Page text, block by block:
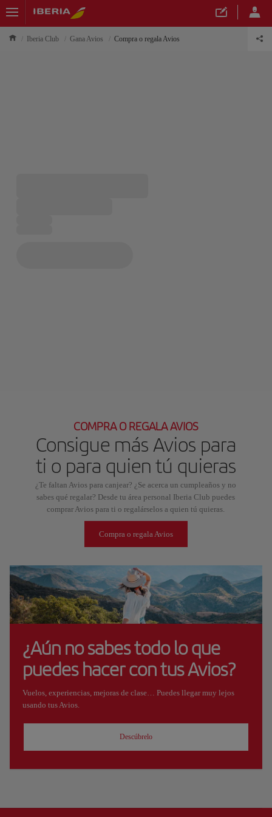
Iberia Club Gana Avios Compra o regala Avios
COMPRA O REGALA AVIOS
Consigue más Avios para
ti o para quien tú quieras
¿Te faltan Avios para canjear? ¿Se acerca un cumpleaños y no
sabes qué regalar? Desde tu área personal Iberia Club puedes
comprar Avios para ti o regalárselos a quien tú quieras.
Compra o regala Avios
¿Aún no sabes todo lo que
puedes hacer con tus Avios?
Vuelos, experiencias, mejoras de clase… Puedes llegar muy lejos
usando tus Avios.
Descúbrelo